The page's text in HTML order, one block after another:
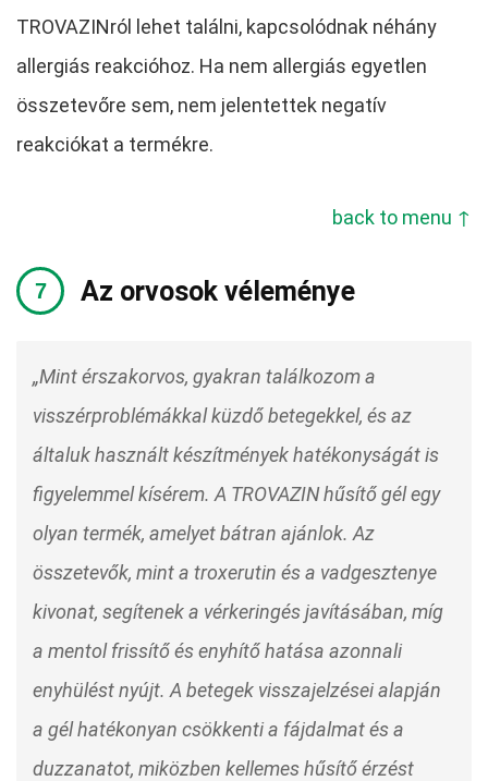
TROVAZINról lehet találni, kapcsolódnak néhány
allergiás reakcióhoz. Ha nem allergiás egyetlen
összetevőre sem, nem jelentettek negatív
reakciókat a termékre.
back to menu ↑
Az orvosok véleménye
„Mint érszakorvos, gyakran találkozom a
visszérproblémákkal küzdő betegekkel, és az
általuk használt készítmények hatékonyságát is
figyelemmel kísérem. A TROVAZIN hűsítő gél egy
olyan termék, amelyet bátran ajánlok. Az
összetevők, mint a troxerutin és a vadgesztenye
kivonat, segítenek a vérkeringés javításában, míg
a mentol frissítő és enyhítő hatása azonnali
enyhülést nyújt. A betegek visszajelzései alapján
a gél hatékonyan csökkenti a fájdalmat és a
duzzanatot, miközben kellemes hűsítő érzést